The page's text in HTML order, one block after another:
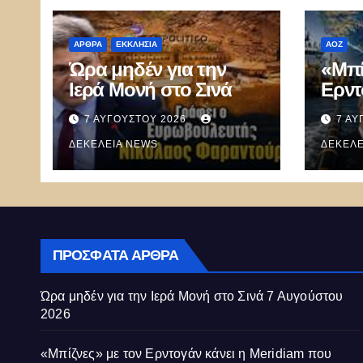
ΑΡΘΡΑ ΕΚΚΛΗΣΊΑ
Ώρα μηδέν για την
Ιερά Μονή στο Σινά
7 ΑΥΓΟΎΣΤΟΥ 2026
ΔΕΚΈΛΕΙΑ NEWS
ΑΟΖ
7
ΠΡΌΣΦΑΤΑ ΆΡΘΡΑ
Ώρα μηδέν για την Ιερά Μονή στο Σινά 7 Αυγούστου
2026
«Μπίζνες» με τον Ερντογάν κάνει η Meridiam που